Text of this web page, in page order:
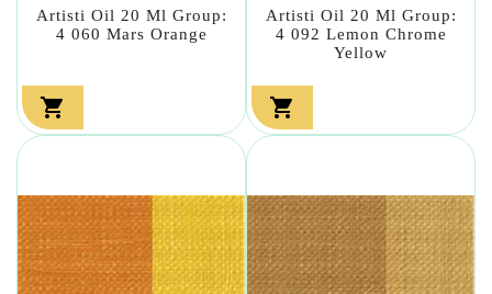
Artisti Oil 20 Ml Group:
4 060 Mars Orange

Artisti Oil 20 Ml Group:
4 092 Lemon Chrome
Yellow
